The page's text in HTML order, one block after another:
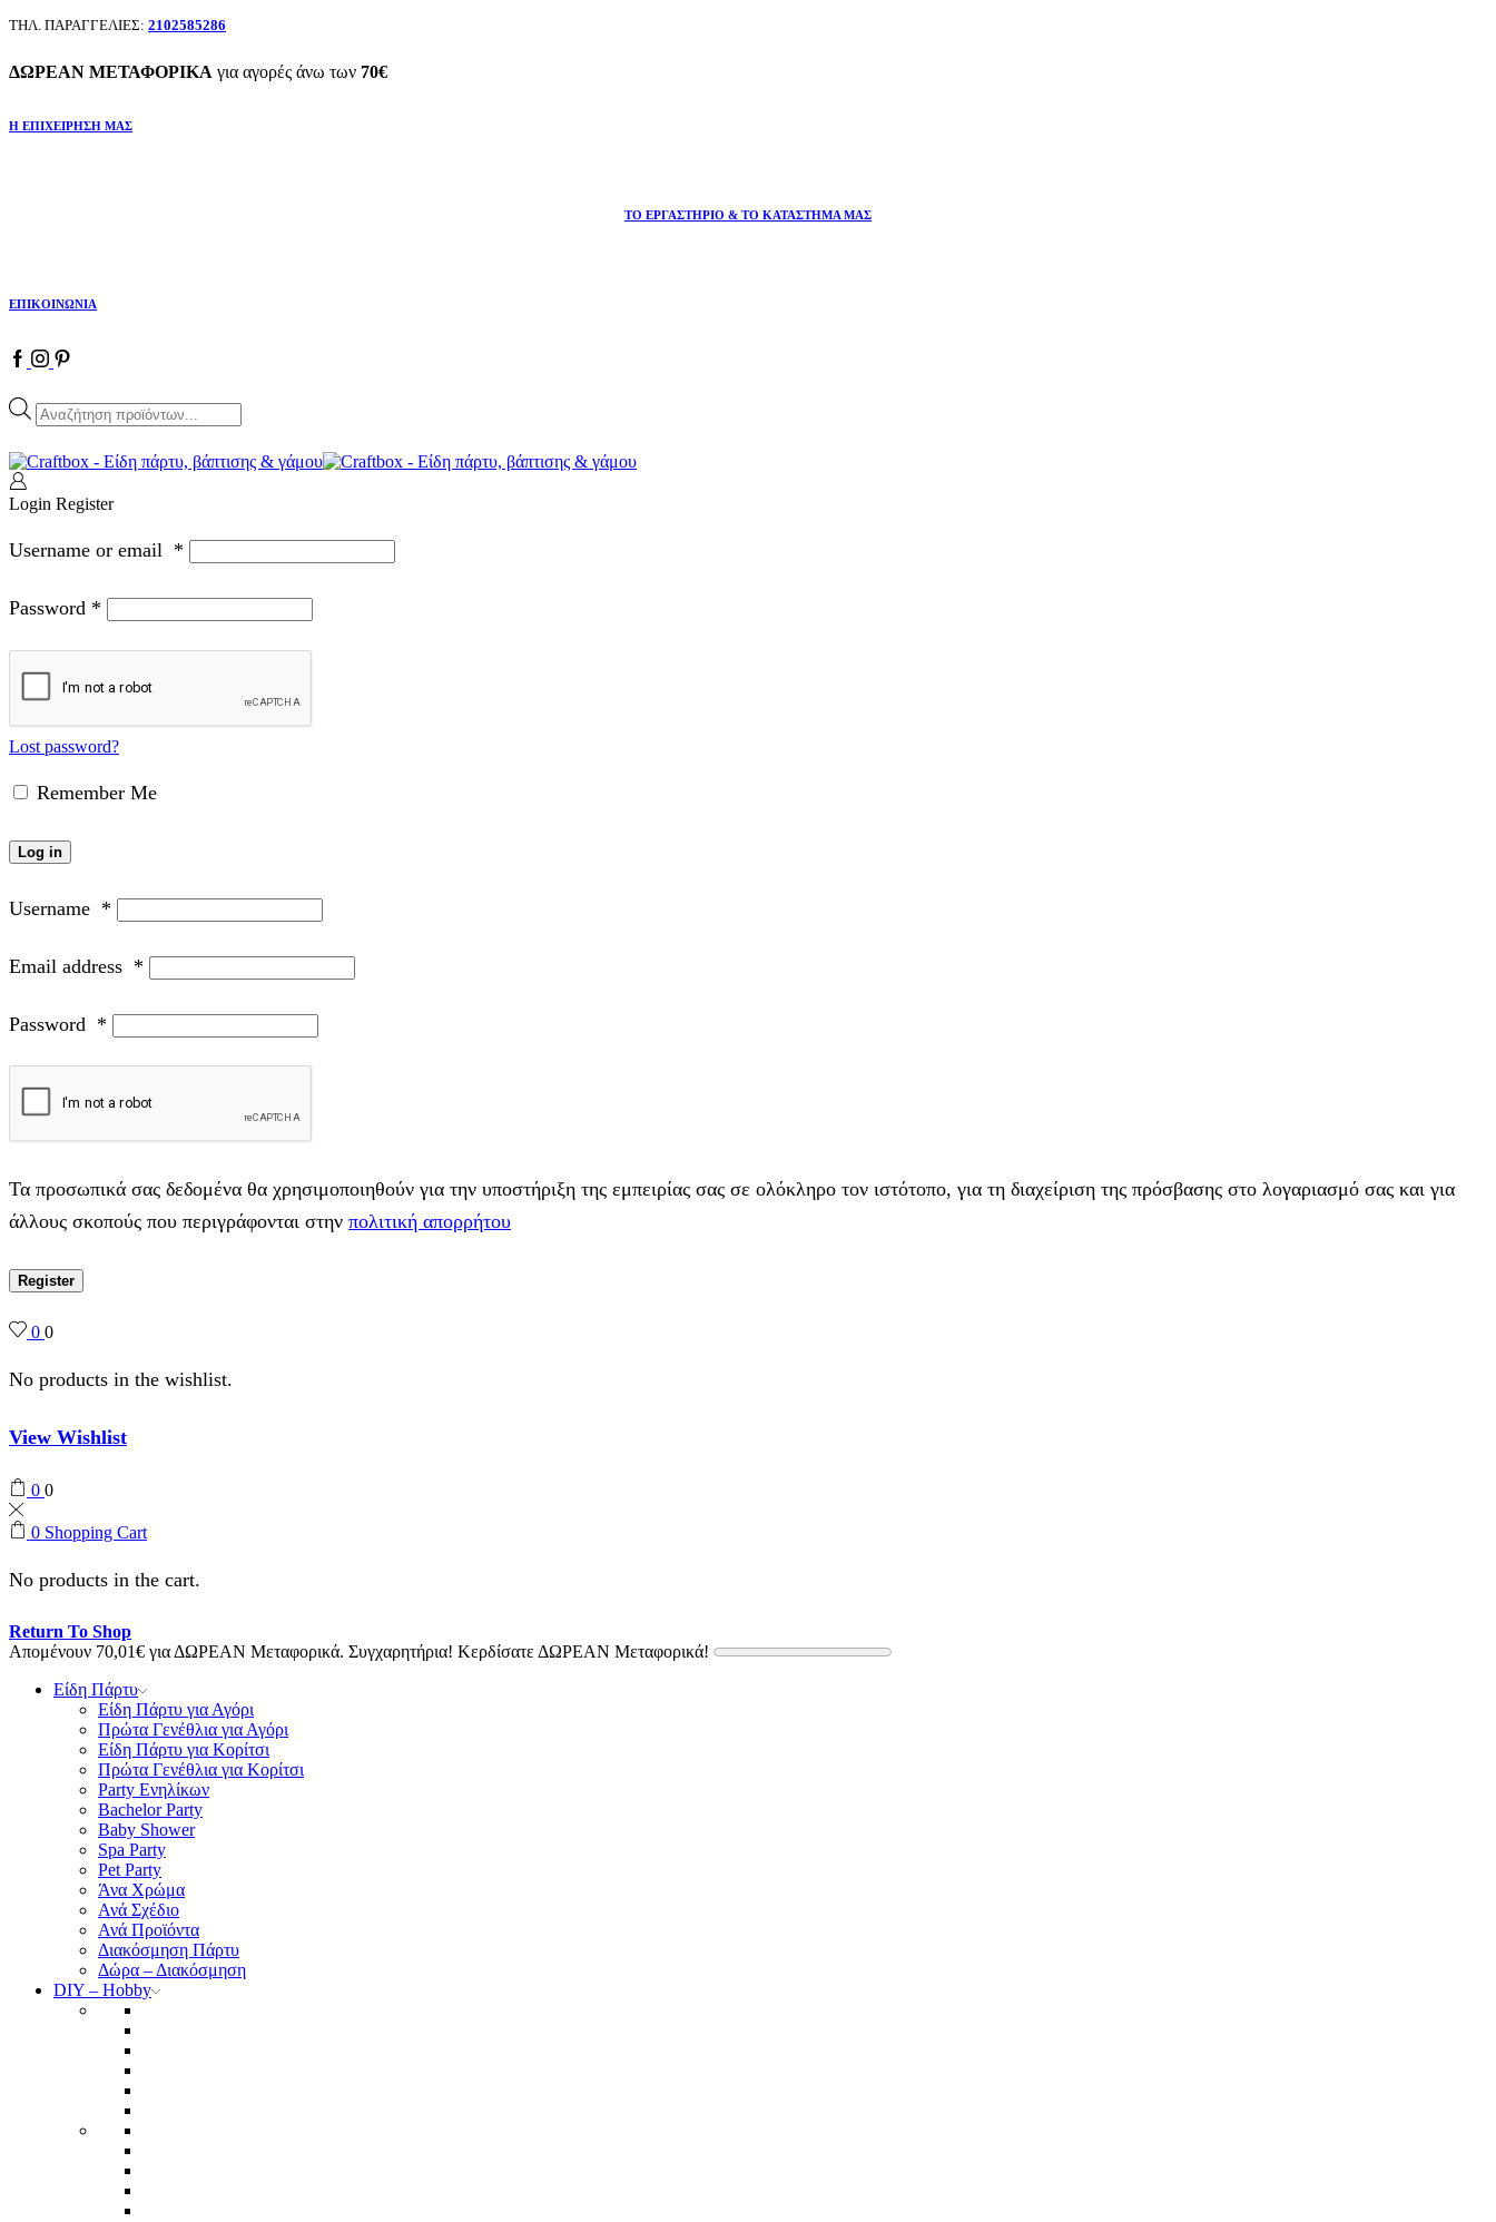
ΤΗΛ. ΠΑΡΑΓΓΕΛΙΕΣ: 2102585286
ΔΩΡΕΑΝ ΜΕΤΑΦΟΡΙΚΑ για αγορές άνω των 70€
Η ΕΠΙΧΕΙΡΗΣΗ ΜΑΣ
ΤΟ ΕΡΓΑΣΤΗΡΙΟ & ΤΟ ΚΑΤΑΣΤΗΜΑ ΜΑΣ
ΕΠΙΚΟΙΝΩΝΙΑ
Facebook
Instagram
Pinterest
Products
search
Login Register
Username or email *
Password *
Lost password?
Remember Me
Log in
Username *
Email address *
Password *
Τα προσωπικά σας δεδομένα θα χρησιμοποιηθούν για την υποστήριξη της εμπειρίας σας σε ολόκληρο τον ιστότοπο, για τη διαχείριση της πρόσβασης στο λογαριασμό σας και για
άλλους σκοπούς που περιγράφονται στην πολιτική απορρήτου
Register
0 0
No products in the wishlist.
View Wishlist
0 0
0 Shopping Cart
No products in the cart.
Return To Shop
Απομένουν 70,01€ για ΔΩΡΕΑΝ Μεταφορικά. Συγχαρητήρια! Κερδίσατε ΔΩΡΕΑΝ Μεταφορικά!
Είδη Πάρτυ
Είδη Πάρτυ για Αγόρι
Πρώτα Γενέθλια για Αγόρι
Είδη Πάρτυ για Κορίτσι
Πρώτα Γενέθλια για Κορίτσι
Party Ενηλίκων
Bachelor Party
Baby Shower
Spa Party
Pet Party
Άνα Χρώμα
Ανά Σχέδιο
Ανά Προϊόντα
Διακόσμηση Πάρτυ
Δώρα – Διακόσμηση
DIY – Hobby